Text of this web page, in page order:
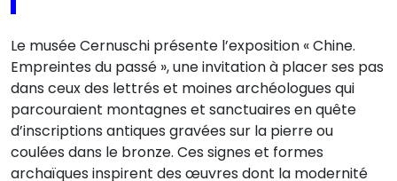
Le musée Cernuschi présente l’exposition « Chine.
Empreintes du passé », une invitation à placer ses pas
dans ceux des lettrés et moines archéologues qui
parcouraient montagnes et sanctuaires en quête
d’inscriptions antiques gravées sur la pierre ou
coulées dans le bronze. Ces signes et formes
archaïques inspirent des œuvres dont la modernité